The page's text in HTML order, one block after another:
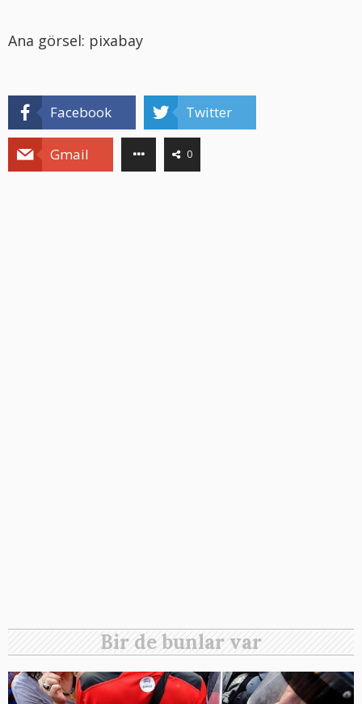
Ana görsel: pixabay
Facebook Twitter
Gmail 0
Bir de bunlar var